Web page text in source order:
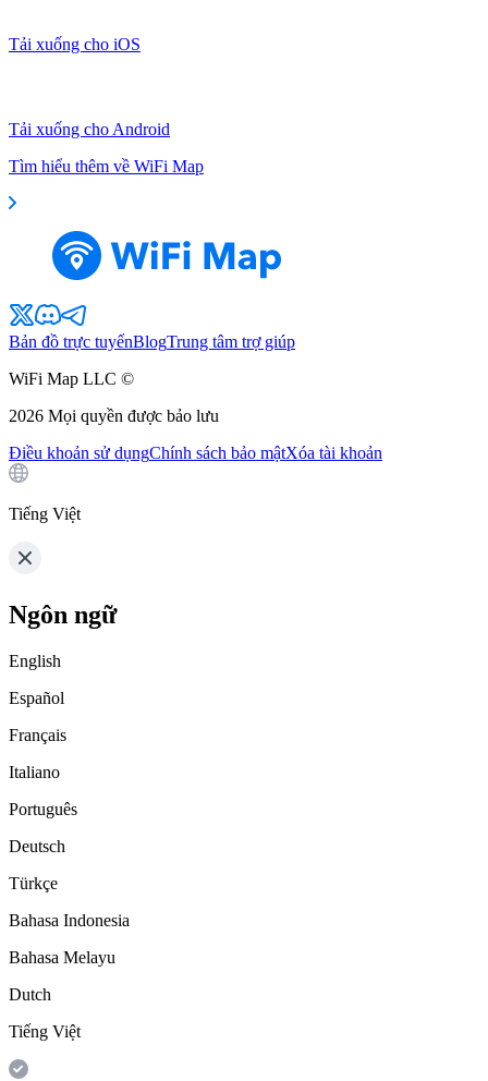
Tải xuống cho iOS
Tải xuống cho Android
Tìm hiểu thêm về WiFi Map
Bản đồ trực tuyếnBlogTrung tâm trợ giúp
WiFi Map LLC ©
2026 Mọi quyền được bảo lưu
Điều khoản sử dụngChính sách bảo mậtXóa tài khoản
Tiếng Việt
Ngôn ngữ
English
Español
Français
Italiano
Português
Deutsch
Türkçe
Bahasa Indonesia
Bahasa Melayu
Dutch
Tiếng Việt